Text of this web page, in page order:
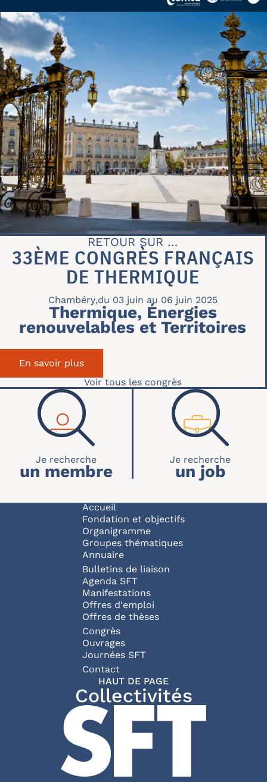
RETOUR SUR …
33ÈME CONGRÈS FRANÇAIS
DE THERMIQUE
Chambéry,du 03 juin au 06 juin 2025
Thermique, Énergies
renouvelables et Territoires
En savoir plus
Voir tous les congrès
RECHERCHE ACCUEIL
un membre un job
NAVIGATION
Accueil
Fondation et objectifs
Organigramme
Groupes thématiques
Annuaire
Bulletins de liaison
Agenda SFT
Manifestations
Offres d'emploi
Offres de thèses
Congrès
Ouvrages
Journées SFT
PIED DE PAGE
Contact
HAUT DE PAGE
Collectivités